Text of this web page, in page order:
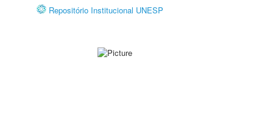
Repositório Institucional UNESP